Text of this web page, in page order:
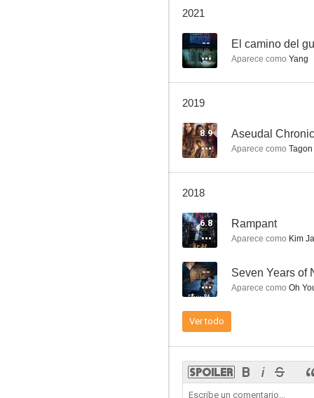
--
2021
-- El camino del
Aparece como Yang
2019
8.9 Aseudal
Aparece como Tagon
2018
6.8 Rampant
Aparece como Kim
-- Seven Years of
Aparece como Oh
Ver todo